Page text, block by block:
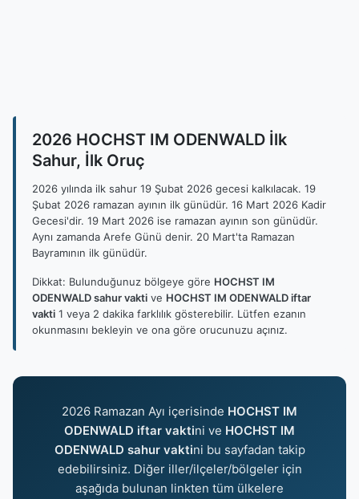
2026 HOCHST IM ODENWALD İlk
Sahur, İlk Oruç
2026 yılında ilk sahur 19 Şubat 2026 gecesi kalkılacak. 19
Şubat 2026 ramazan ayının ilk günüdür. 16 Mart 2026 Kadir
Gecesi'dir. 19 Mart 2026 ise ramazan ayının son günüdür.
Aynı zamanda Arefe Günü denir. 20 Mart'ta Ramazan
Bayramının ilk günüdür.
Dikkat: Bulunduğunuz bölgeye göre HOCHST IM
ODENWALD sahur vakti ve HOCHST IM ODENWALD iftar
vakti 1 veya 2 dakika farklılık gösterebilir. Lütfen ezanın
okunmasını bekleyin ve ona göre orucunuzu açınız.
2026 Ramazan Ayı içerisinde HOCHST IM
ODENWALD iftar vaktini ve HOCHST IM
ODENWALD sahur vaktini bu sayfadan takip
edebilirsiniz. Diğer iller/ilçeler/bölgeler için
aşağıda bulunan linkten tüm ülkelere